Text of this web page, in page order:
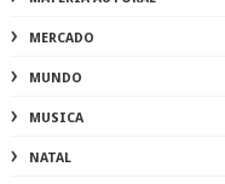
MERCADO
MUNDO
MUSICA
NATAL